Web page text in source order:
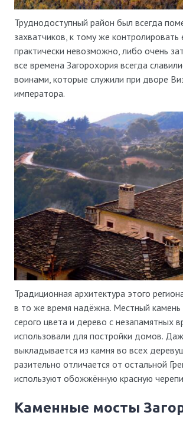
Труднодоступный район был всегда
захватчиков, к тому же контролировать
практически невозможно, либо очень
все времена Загорохория всегда
воинами, которые служили при дворе
императора.
Традиционная архитектура этого
в то же время надёжна. Местный камень
серого цвета и дерево с незапамятных
использовали для постройки домов.
выкладывается из камня во всех
разительно отличается от остальной
используют обожжённую красную
Каменные мосты